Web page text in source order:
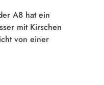
A8 hat ein
mit Kirschen
von einer